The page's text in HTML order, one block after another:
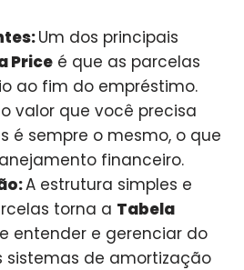
Um dos principais
Price é que as parcelas
ao fim do empréstimo.
valor que você precisa
é sempre o mesmo, o que
financeiro.
A estrutura simples e
torna a Tabela
entender e gerenciar do
sistemas de amortização